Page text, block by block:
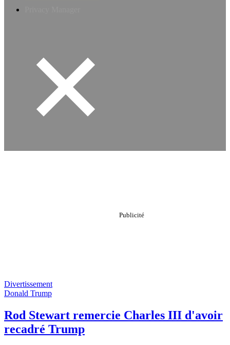
Divertissement
Donald Trump
Rod Stewart remercie Charles III d'avoir
recadré Trump